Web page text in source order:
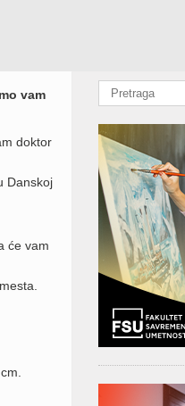
vam
doktor
Danskoj
će vam